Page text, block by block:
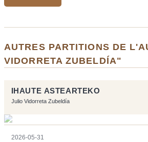
AUTRES PARTITIONS DE
VIDORRETA ZUBELDÍA"
IHAUTE ASTEARTEKO
Julio Vidorreta Zubeldía
2026-05-31